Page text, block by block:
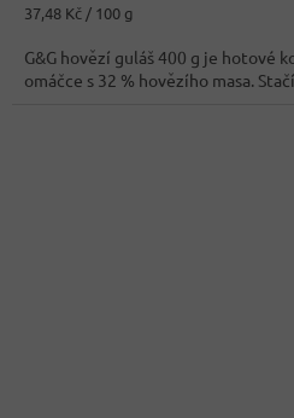
Měrná
37,48 Kč / 100 g
G&G hovězí guláš 400 g je hotové
omáčce s 32 % hovězího masa.